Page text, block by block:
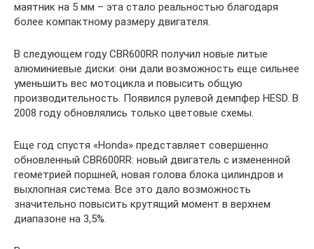
маятник на 5 мм – эта стало реальностью благодаря
более компактному размеру двигателя.
В следующем году CBR600RR получил новые литые
алюминиевые диски: они дали возможность еще сильнее
уменьшить вес мотоцикла и повысить общую
производительность. Появился рулевой демпфер HESD. В
2008 году обновлялись только цветовые схемы.
Еще год спустя «Honda» представляет совершенно
обновленный CBR600RR: новый двигатель с измененной
геометрией поршней, новая голова блока цилиндров и
выхлопная система. Все это дало возможность
значительно повысить крутящий момент в верхнем
диапазоне на 3,5%.